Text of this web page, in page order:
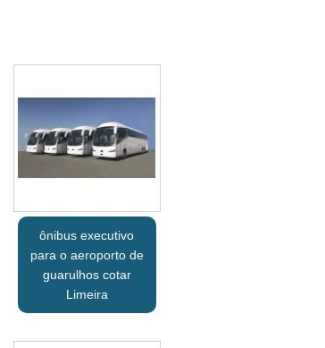
ônibus executivo
para o aeroporto de
guarulhos cotar
Limeira